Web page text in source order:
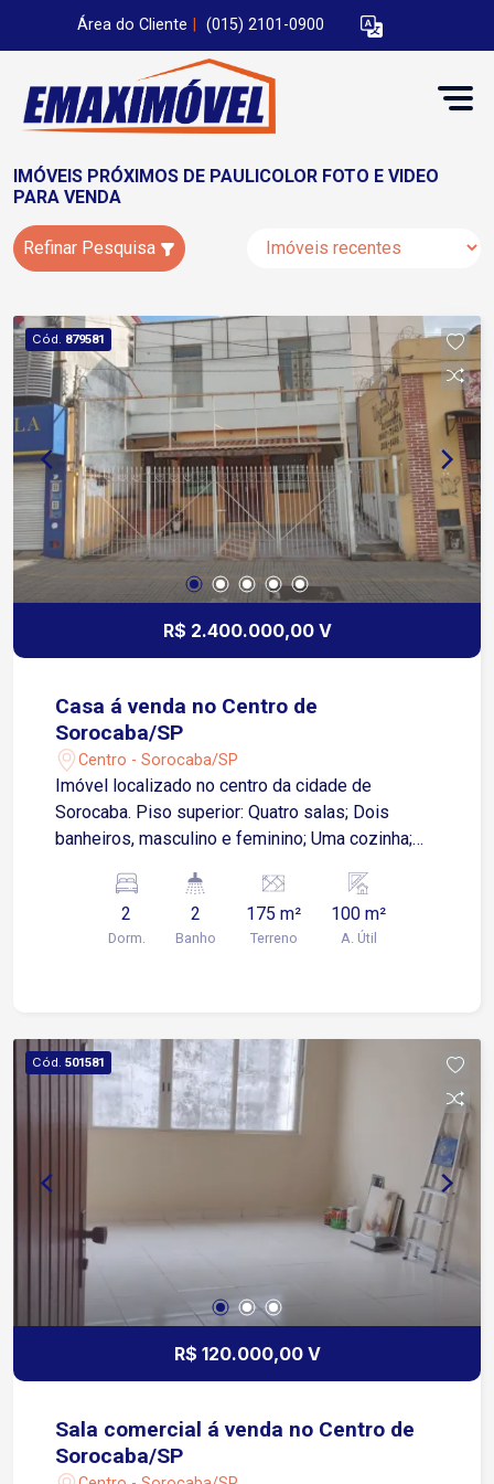
Área do Cliente (015) 2101-0900
IMÓVEIS PRÓXIMOS DE PAULICOLOR FOTO E VIDEO
PARA VENDA
Refinar Pesquisa
Cód. 879581
R$ 2.400.000,00 V
Casa á venda no Centro de
Sorocaba/SP
Centro - Sorocaba/SP
Imóvel localizado no centro da cidade de
Sorocaba. Piso superior: Quatro salas; Dois
banheiros, masculino e feminino; Uma cozinha;
Garagem para dois veículos; Um quarto; Uma
salão; Uma cozinha; Um banheiro; Um quintal.
2
Dorm.
2
Banho
175 m²
Terreno
100 m²
A. Útil
Cód. 501581
R$ 120.000,00 V
Sala comercial á venda no Centro de
Sorocaba/SP